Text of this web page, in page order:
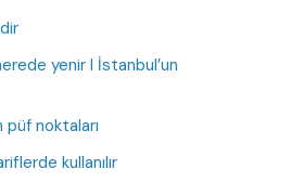
yenir I İstanbul’un
püf noktaları
kullanılır